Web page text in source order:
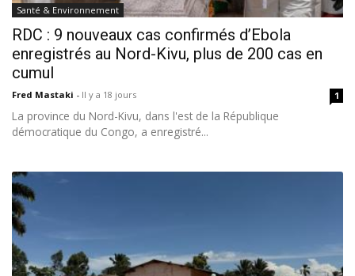
Santé & Environnement
RDC : 9 nouveaux cas confirmés d’Ebola
enregistrés au Nord-Kivu, plus de 200 cas en
cumul
Fred Mastaki - Il y a 18 jours 1
La province du Nord-Kivu, dans l'est de la République
démocratique du Congo, a enregistré...